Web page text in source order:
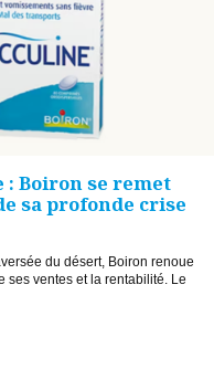
: Boiron se remet
sa profonde crise
du désert, Boiron renoue
ses ventes et la rentabilité. Le